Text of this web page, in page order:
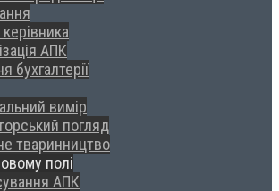
АПК
бухгалтерії
вимір
погляд
тваринництво
полі
АПК